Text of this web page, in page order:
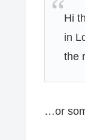
Hi
in
the
…or